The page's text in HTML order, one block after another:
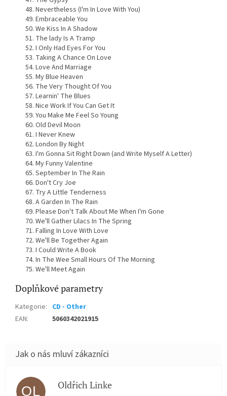
Nevertheless (I'm In Love With You)
Embraceable You
We Kiss In A Shadow
The lady Is A Tramp
I Only Had Eyes For You
Taking A Chance On Love
Love And Marriage
My Blue Heaven
The Very Thought Of You
Learnin' The Blues
Nice Work If You Can Get It
You Make Me Feel So Young
Old Devil Moon
I Never Knew
London By Night
I'm Gonna Sit Right Down (and Write Myself A Letter)
My Funny Valentine
September In The Rain
Don't Cry Joe
Try A Little Tenderness
A Garden In The Rain
Please Don't Talk About Me When I'm Gone
We'll Gather Lilacs In The Spring
Falling In Love With Love
We'll Be Together Again
I Could Write A Book
In The Wee Small Hours Of The Morning
We'll Meet Again
Doplňkové parametry
Kategorie: CD - Other
EAN: 5060342021915
OL Oldřich Linke